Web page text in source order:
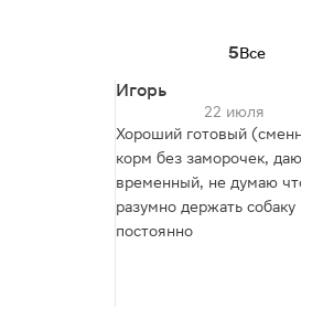
5Все
Игорь
22 июля
Хороший готовый
корм без заморочек, даю его как
временный, не думаю что
разумно держать собаку на
постоянно